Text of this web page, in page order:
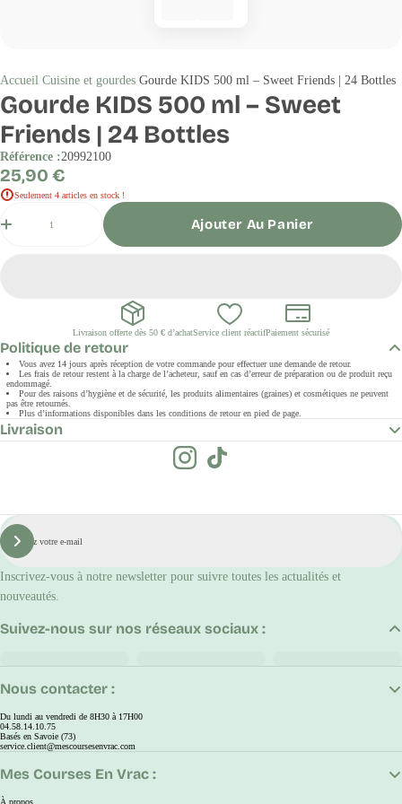
Accueil Cuisine et gourdes Gourde KIDS 500 ml – Sweet Friends | 24 Bottles
Gourde KIDS 500 ml – Sweet
Friends | 24 Bottles
Référence :20992100
Prix
régulier
25,90 €
Seulement 4 articles en stock !
Ajouter Au Panier
Livraison offerte dès 50 € d’achatService client réactifPaiement sécurisé
Politique de retour
Vous avez 14 jours après réception de votre commande pour effectuer une demande de retour.
Les frais de retour restent à la charge de l’acheteur, sauf en cas d’erreur de préparation ou de produit reçu
endommagé.
Pour des raisons d’hygiène et de sécurité, les produits alimentaires (graines) et cosmétiques ne peuvent
pas être retournés.
Plus d’informations disponibles dans les conditions de retour en pied de page.
Livraison
E-
mail
S'inscrire
Inscrivez-vous à notre newsletter pour suivre toutes les actualités et
nouveautés.
Nous contacter :
Du lundi au vendredi de 8H30 à 17H00
04.58.14.10.75
Basés en Savoie (73)
service.client@mescoursesenvrac.com
Mes Courses En Vrac :
À propos
Suivez-nous sur nos réseaux sociaux :